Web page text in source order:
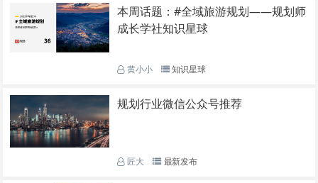
本周话题：#全域旅游规划——规划师
成长学社知识星球
黄小小 知识星球
规划行业微信公众号推荐
匠大 最新发布